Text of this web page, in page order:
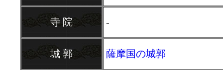
寺 院 -
城 郭 薩摩国の城郭